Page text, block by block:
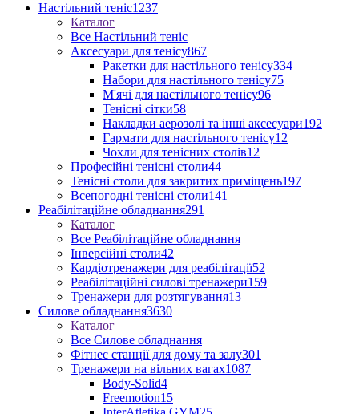
Настільний теніс1237
Каталог
Все Настільний теніс
Аксесуари для тенісу867
Ракетки для настільного тенісу334
Набори для настільного тенісу75
М'ячі для настільного тенісу96
Тенісні сітки58
Накладки аерозолі та інші аксесуари192
Гармати для настільного тенісу12
Чохли для тенісних столів12
Професійні тенісні столи44
Тенісні столи для закритих приміщень197
Всепогодні тенісні столи141
Реабілітаційне обладнання291
Каталог
Все Реабілітаційне обладнання
Інверсійні столи42
Кардіотренажери для реабілітації52
Реабілітаційні силові тренажери159
Тренажери для розтягування13
Силове обладнання3630
Каталог
Все Силове обладнання
Фітнес станції для дому та залу301
Тренажери на вільних вагах1087
Body-Solid4
Freemotion15